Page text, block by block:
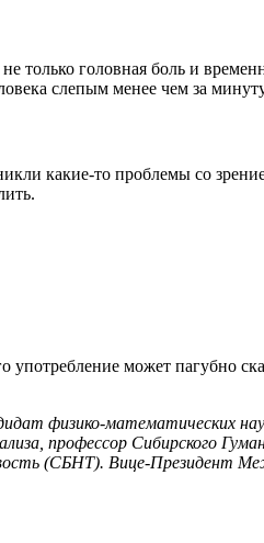
только головная боль и
слепым менее чем за
какие-то проблемы со
может пагубно
физико-математических
профессор Сибирского
(СБНТ). Вице-Президент